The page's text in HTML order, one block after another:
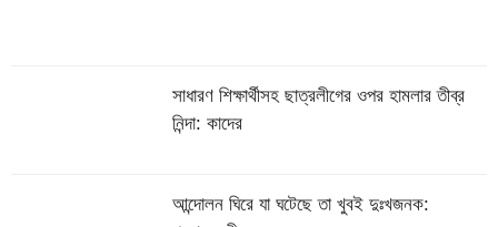
সাধারণ শিক্ষার্থীসহ ছাত্রলীগের ওপর হামলার তীব্র
নিন্দা: কাদের
আন্দোলন ঘিরে যা ঘটেছে তা খুবই দুঃখজনক: